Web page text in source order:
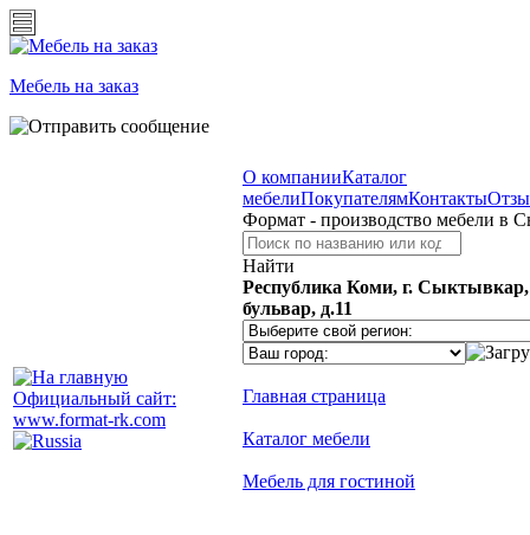
Мебель на заказ
Официальный сайт:
www.format-rk.com
О компанииКаталог
мебелиПокупателямКонтакты
Формат - производство мебели в
Найти
Республика Коми, г.
бульвар, д.11
Главная страница
Каталог мебели
Мебель для гостиной